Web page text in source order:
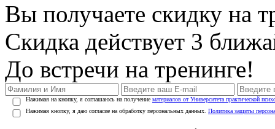
Вы получаете скидку на
Скидка действует 3
До встречи на тренинге!
Нажимая на кнопку, я соглашаюсь на получение материалов от Университета практической
Нажимая кнопку, я даю согласие на обработку персональных данных. Политика защиты